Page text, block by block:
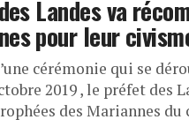
Landes va
pour leur
cérémonie qui se
2019 , le préfet des
des Mariannes du